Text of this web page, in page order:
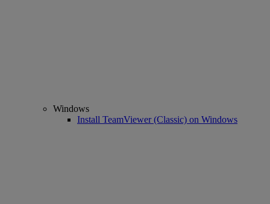
Windows
Install TeamViewer (Classic) on Windows